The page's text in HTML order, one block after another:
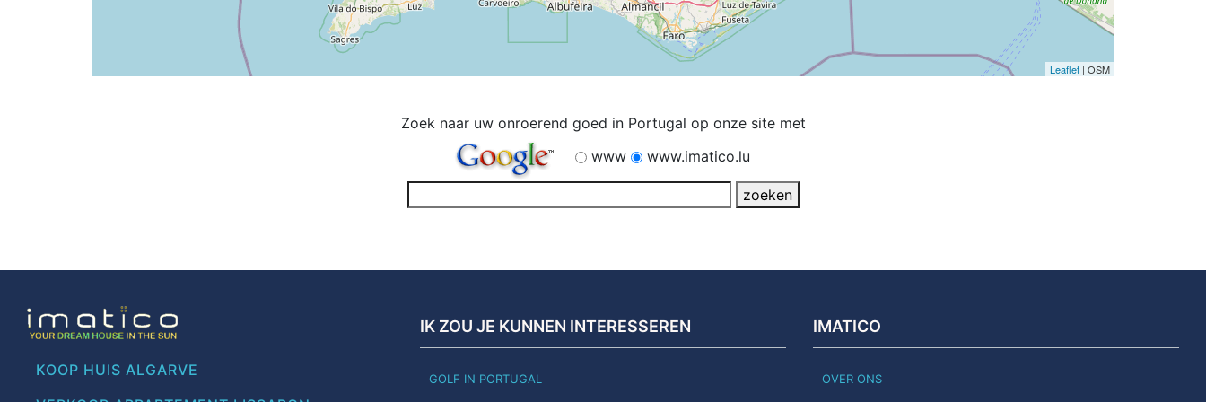
Leaflet | OSM
Zoek naar uw onroerend goed in Portugal op onze site met
www
www.imatico.lu
KOOP HUIS ALGARVE
IK ZOU JE KUNNEN INTERESSEREN
GOLF IN PORTUGAL
IMATICO
OVER ONS